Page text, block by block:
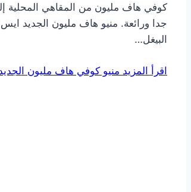
كوفي هاف مليون من المقاهي المحلية
جدا ورائعة. منيو هاف مليون الجديد
البيغل…
اقرأ المزيد منيو كوفي هاف مليون الجديد